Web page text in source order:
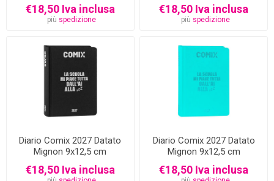
€18,50 Iva inclusa
più spedizione
€18,50 Iva inclusa
più spedizione
Diario Comix 2027 Datato
Mignon 9x12,5 cm
€18,50 Iva inclusa
Diario Comix 2027 Datato
Mignon 9x12,5 cm
€18,50 Iva inclusa